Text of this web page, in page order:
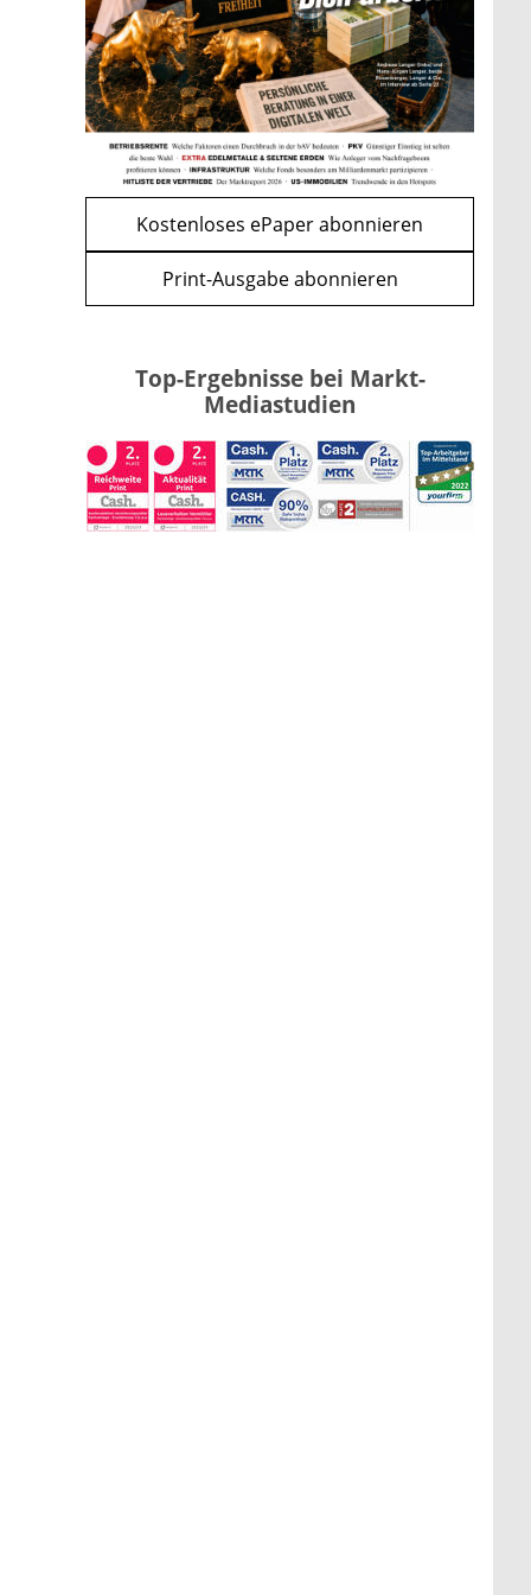
WEITERE ARTIKEL
zurückweiter
Bitcoin im Wartemodus: Fed
und CLARITY Act geben die
Richtung vor
mehr
Kostenloses ePaper abonnieren
Print-Ausgabe abonnieren
Top-Ergebnisse bei Markt-
Mediastudien